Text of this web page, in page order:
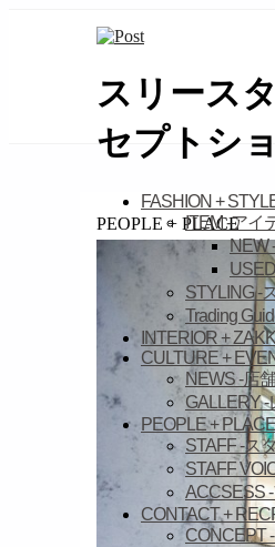
スリース
セプトシ
FASHION +
ITEM-アイ
NEW
USED
STYLING-
Trading
INTERIOR +
CULTURE +
NEWS-店
GALLERY-
PEOPLE + PLACE
STAFF-ス
STAFF
ACCSESS-
CONTACT +
CONCEPT-
PEOPLE + PLACE